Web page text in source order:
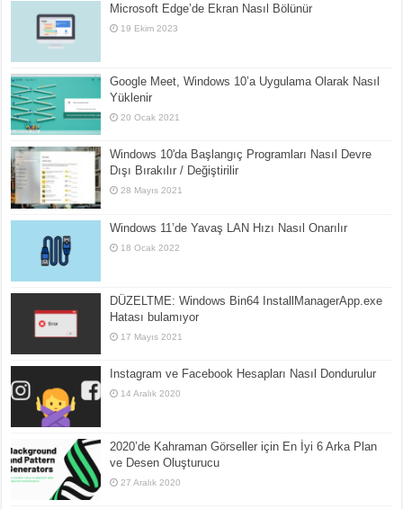
Microsoft Edge’de Ekran Nasıl Bölünür
19 Ekim 2023
Google Meet, Windows 10’a Uygulama Olarak Nasıl
Yüklenir
20 Ocak 2021
Windows 10'da Başlangıç Programları Nasıl Devre
Dışı Bırakılır / Değiştirilir
28 Mayıs 2021
Windows 11’de Yavaş LAN Hızı Nasıl Onarılır
18 Ocak 2022
DÜZELTME: Windows Bin64 InstallManagerApp.exe
Hatası bulamıyor
17 Mayıs 2021
Instagram ve Facebook Hesapları Nasıl Dondurulur
14 Aralık 2020
2020’de Kahraman Görseller için En İyi 6 Arka Plan
ve Desen Oluşturucu
27 Aralık 2020